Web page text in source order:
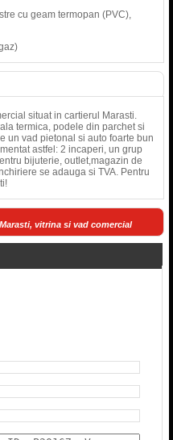
cu geam termopan (PVC),
situat in cartierul Marasti.
termica, podele din parchet si
un vad pietonal si auto foarte bun
astfel: 2 incaperi, un grup
bijuterie, outlet,magazin de
se adauga si TVA. Pentru
vitrina si vad comercial